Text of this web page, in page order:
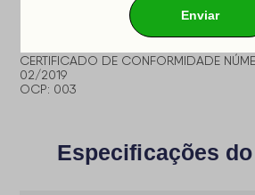
Nosso produto é certificado pelo
CERTIFICADO DE CONFORMIDADE
02/2019
OCP: 003
Especificações